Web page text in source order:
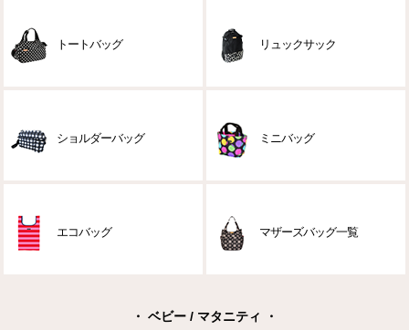
トートバッグ リュックサック
ショルダーバッグ ミニバッグ
エコバッグ マザーズバッグ一覧
・ ベビー / マタニティ ・